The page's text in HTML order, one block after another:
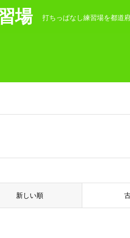
場 打ちっぱなし練習場を都道
新しい順